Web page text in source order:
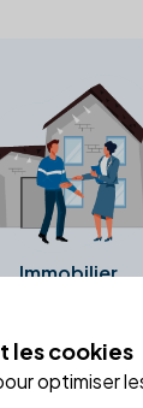
Immobilier
de
les cookies
optimiser